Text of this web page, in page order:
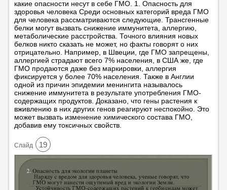
какие опасности несут в себе ГМО. 1. Опасность для
здоровья человека Среди основных категорий вреда ГМО
для человека рассматриваются следующие. Трансгенные
белки могут вызвать снижение иммунитета, аллергию,
метаболические расстройства. Точного влияния новых
белков никто сказать не может, но факты говорят о них
отрицательно. Например, в Швеции, где ГМО запрещены,
аллергией страдают всего 7% населения, в США же, где
ГМО продаются даже без маркировки, аллергия
фиксируется у более 70% населения. Также в Англии
одной из причин эпидемии менингита называлось
снижение иммунитета в результате употребления ГМО-
содержащих продуктов. Доказано, что гены растения к
вживлению в них других генов реагируют неспокойно. Это
может вызвать изменение химического состава ГМО,
добавив ему токсичных свойств.
Cлайд 19